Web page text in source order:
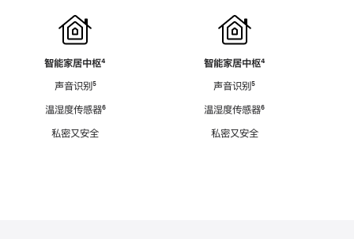
智能家居中枢脚
⁴
声音识别脚
⁵
温湿度传感器脚
⁶
私密又安全
智能家居中枢脚
⁴
声音识别脚
⁵
温湿度传感器脚
⁶
私密又安全